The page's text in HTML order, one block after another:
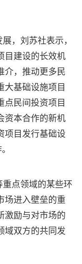
，刘苏社表示，
目建设的长效机
介，推动更多民
大基础设施项目
点民间投资项目
资本合作的新机
项目发行基础设
点领域的某些环
场进入壁垒的重
激励与对市场的
域双方的共同发